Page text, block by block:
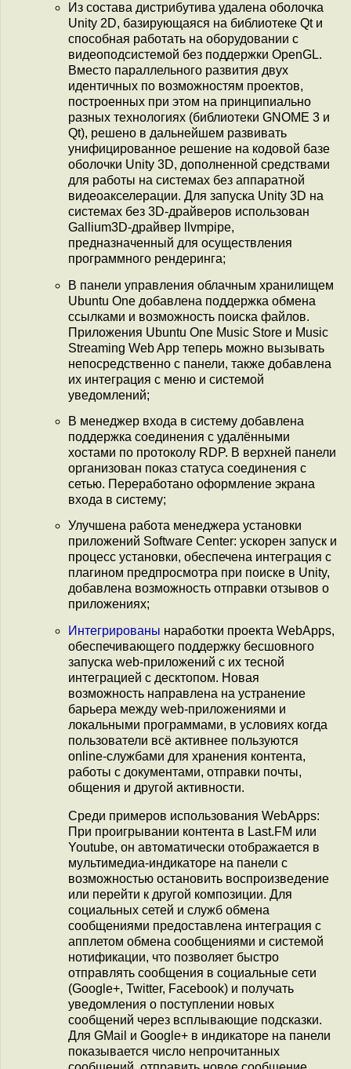
Из состава дистрибутива удалена оболочка
Unity 2D, базирующаяся на библиотеке Qt и
способная работать на оборудовании с
видеоподсистемой без поддержки OpenGL.
Вместо параллельного развития двух
идентичных по возможностям проектов,
построенных при этом на принципиально
разных технологиях (библиотеки GNOME 3 и
Qt), решено в дальнейшем развивать
унифицированное решение на кодовой базе
оболочки Unity 3D, дополненной средствами
для работы на системах без аппаратной
видеоакселерации. Для запуска Unity 3D на
системах без 3D-драйверов использован
Gallium3D-драйвер llvmpipe,
предназначенный для осуществления
программного рендеринга;
В панели управления облачным хранилищем
Ubuntu One добавлена поддержка обмена
ссылками и возможность поиска файлов.
Приложения Ubuntu One Music Store и Music
Streaming Web App теперь можно вызывать
непосредственно с панели, также добавлена
их интеграция с меню и системой
уведомлений;
В менеджер входа в систему добавлена
поддержка соединения с удалёнными
хостами по протоколу RDP. В верхней панели
организован показ статуса соединения с
сетью. Переработано оформление экрана
входа в систему;
Улучшена работа менеджера установки
приложений Software Center: ускорен запуск и
процесс установки, обеспечена интеграция с
плагином предпросмотра при поиске в Unity,
добавлена возможность отправки отзывов о
приложениях;
Интегрированы наработки проекта WebApps,
обеспечивающего поддержку бесшовного
запуска web-приложений с их тесной
интеграцией с десктопом. Новая
возможность направлена на устранение
барьера между web-приложениями и
локальными программами, в условиях когда
пользователи всё активнее пользуются
online-службами для хранения контента,
работы с документами, отправки почты,
общения и другой активности.
Среди примеров использования WebApps:
При проигрывании контента в Last.FM или
Youtube, он автоматически отображается в
мультимедиа-индикаторе на панели с
возможностью остановить воспроизведение
или перейти к другой композиции. Для
социальных сетей и служб обмена
сообщениями предоставлена интеграция с
апплетом обмена сообщениями и системой
нотификации, что позволяет быстро
отправлять сообщения в социальные сети
(Google+, Twitter, Facebook) и получать
уведомления о поступлении новых
сообщений через всплывающие подсказки.
Для GMail и Google+ в индикаторе на панели
показывается число непрочитанных